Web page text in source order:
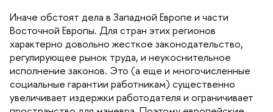
Иначе обстоят дела в Западной Европе и части
осточной Европы. Для стран этих регионо
характерно довольно жесткое законодательство,
регулирующее рынок труда, и неукоснительное
исполнение законов. Это (а еще и многочисленные
социальные гарантии работникам) существенно
увеличивает издержки работодателя и ограничивает